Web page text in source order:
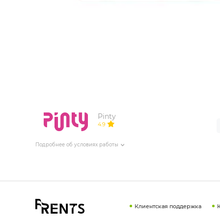
Pinty
4.9
Подробнее об условиях работы
Клиентская поддержка